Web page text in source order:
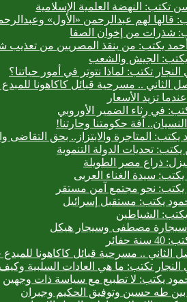
تكتب: النهضة العلمية الإسلامية
لهم عبدالرحمن «الأول»
شذرات من إخوان الصفا
يكتب: من ينقذ المصريين من تعذيب
يكتب: الجيش والشعب
تكتب: لماذا نتوتر في أمور حياتنا؟
الثاني .. مسرحية قبائل كاكاهونا
تزيد الأسعار
في رثاء الضمير الأوروبي
آفة حكومتنا وحارتنا!
المتاجرة والابتزاز.. بحق التقاضى
يكتب: تحديات الدولة التنموية
ذراع مصر الطويلة
يكتب: سيدة الغناء العربى
يكتب: نحو مجتمع آمن مستقر
يكتب: مستقبل إسرائيل
يكتب: الشياطين
مصطفى وسيجار هيكل
الثاني .. مسرحية قبائل كاكاهونا
النجار تكتب: ما هي العادات السلبية
يكتب: لا تطبيع مع سياسة ذات وجهين
طه حسين وتوفيق الحكيم وجبران